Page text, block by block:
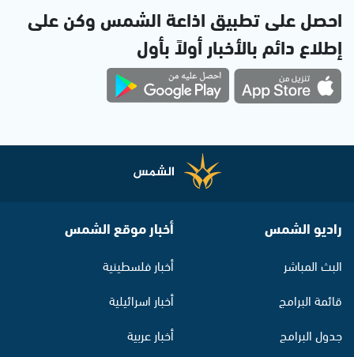
احصل على تطبيق اذاعة الشمس وكن على
إطلاع دائم بالأخبار أولاً بأول
راديو الشمس
البث المباشر
قائمة البرامج
جدول البرامج
أخبار موقع الشمس
أخبار فلسطينية
أخبار اسرائيلية
أخبار عربية